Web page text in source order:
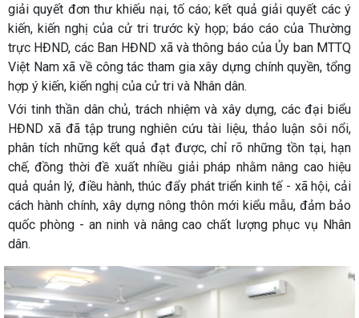
giải quyết đơn thư khiếu nại, tố cáo; kết quả giải quyết các ý
kiến, kiến nghị của cử tri trước kỳ họp; báo cáo của Thường
trực HĐND, các Ban HĐND xã và thông báo của Ủy ban MTTQ
Việt Nam xã về công tác tham gia xây dựng chính quyền, tổng
hợp ý kiến, kiến nghị của cử tri và Nhân dân.
Với tinh thần dân chủ, trách nhiệm và xây dựng, các đại biểu
HĐND xã đã tập trung nghiên cứu tài liệu, thảo luận sôi nổi,
phân tích những kết quả đạt được, chỉ rõ những tồn tại, hạn
chế, đồng thời đề xuất nhiều giải pháp nhằm nâng cao hiệu
quả quản lý, điều hành, thúc đẩy phát triển kinh tế - xã hội, cải
cách hành chính, xây dựng nông thôn mới kiểu mẫu, đảm bảo
quốc phòng - an ninh và nâng cao chất lượng phục vụ Nhân
dân.